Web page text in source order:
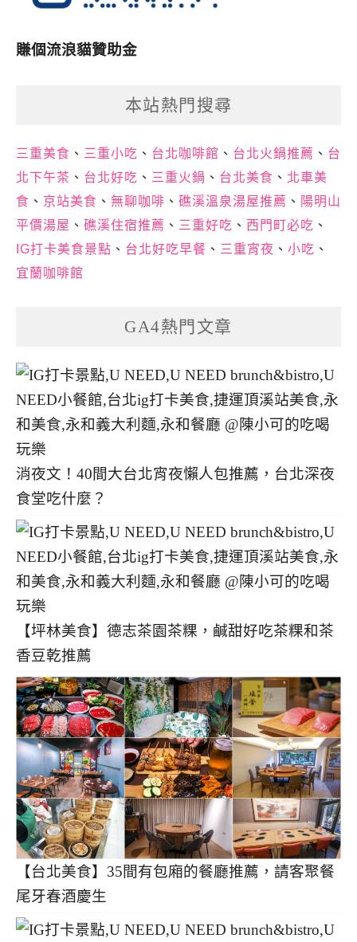
賺個流浪貓贊助金
本站熱門搜尋
三重美食 、 三重小吃 、 台北咖啡館 、 台北火鍋推薦 、 台
北下午茶 、 台北好吃 、 三重火鍋 、 台北美食 、 北車美
食 、 京站美食 、 無聊咖啡 、 礁溪溫泉湯屋推薦 、 陽明山
平價湯屋 、 礁溪住宿推薦 、 三重好吃 、 西門町必吃 、
IG打卡美食景點 、 台北好吃早餐 、 三重宵夜 、 小吃 、
宜蘭咖啡館
GA4熱門文章
消夜文！40間大台北宵夜懶人包推薦，台北深夜
食堂吃什麼？
【坪林美食】德志茶園茶粿，鹹甜好吃茶粿和茶
香豆乾推薦
【台北美食】35間有包廂的餐廳推薦，請客聚餐
尾牙春酒慶生